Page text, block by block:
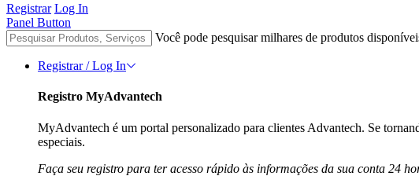
Registrar Log In
Panel Button
Você pode pesquisar milhares de produtos
Registrar / Log In
Registro MyAdvantech
MyAdvantech é um portal personalizado para clientes Advantech. Se
especiais.
Faça seu registro para ter acesso rápido às informações da sua conta 24